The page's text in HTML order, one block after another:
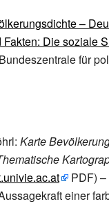
–
Die soziale
für
Karte
PDF)
einer